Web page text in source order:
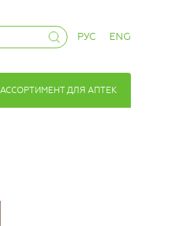
РУС ENG
АССОРТИМЕНТ ДЛЯ АПТЕК